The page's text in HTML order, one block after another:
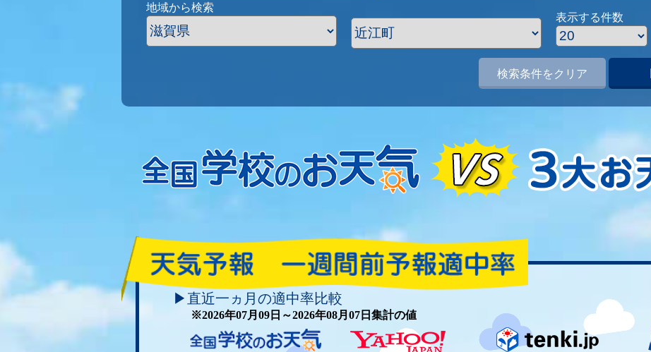
地域から検索
表示する件数
検索条件をクリア
▶直近一ヵ月の適中率比較
※2026年07月09日～2026年08月07日集計の値